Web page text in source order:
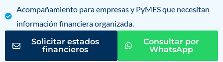
Acompañamiento para empresas y PyMES que necesitan
información financiera organizada.
Solicitar estados
financieros
Consultar por
WhatsApp